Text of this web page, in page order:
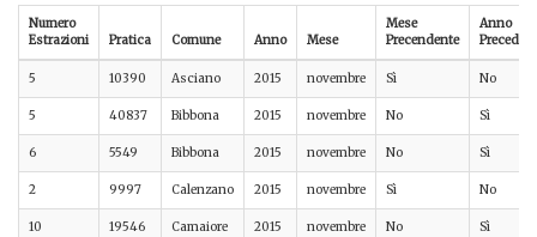
Numero
Estrazioni
Pratica Comune Anno Mese
Mese
Precendente
Anno
5 10390 Asciano 2015 novembre Sì No
5 40837 Bibbona 2015 novembre No Sì
6 5549 Bibbona 2015 novembre No Sì
2 9997 Calenzano 2015 novembre Sì No
10 19546 Camaiore 2015 novembre No Sì